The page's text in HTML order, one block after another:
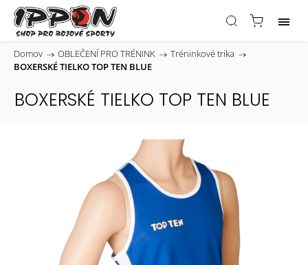
Domov / OBLEČENÍ PRO TRÉNINK / Tréninkové trika /
BOXERSKÉ TIELKO TOP TEN BLUE
BOXERSKÉ TIELKO TOP TEN BLUE